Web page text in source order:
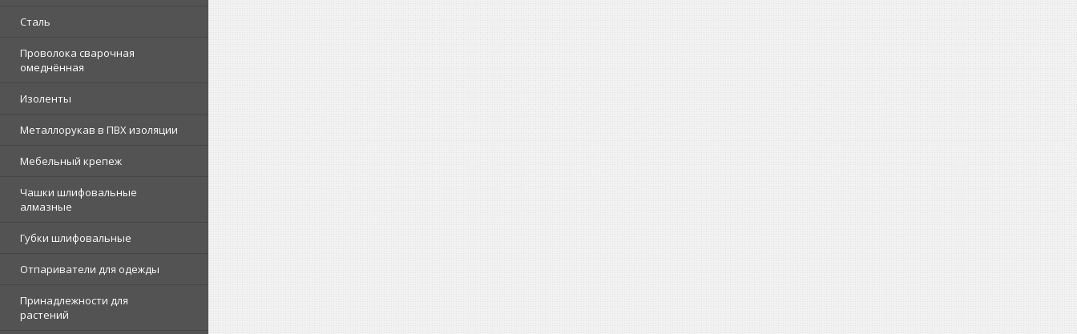
Сталь
Проволока сварочная
омеднённая
Изоленты
Металлорукав в ПВХ изоляции
Мебельный крепеж
Чашки шлифовальные
алмазные
Губки шлифовальные
Отпариватели для одежды
Принадлежности для
растений